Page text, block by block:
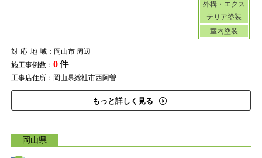
外構・エクス
テリア塗装
室内塗装
対応地域：岡山市 周辺
施工事例数： 0件
工事店住所：岡山県総社市西阿曽
もっと詳しく見る
岡山県